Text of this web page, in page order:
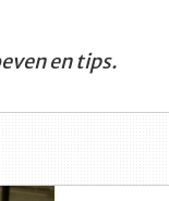
en tips.